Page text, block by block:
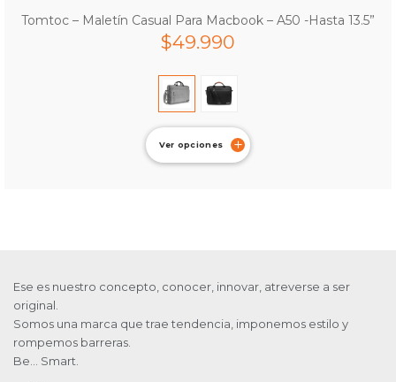
Tomtoc – Maletín Casual Para Macbook – A50 -Hasta 13.5”
$49.990
Ver opciones
Ese es nuestro concepto, conocer, innovar, atreverse a ser
original.
Somos una marca que trae tendencia, imponemos estilo y
rompemos barreras.
Be… Smart.